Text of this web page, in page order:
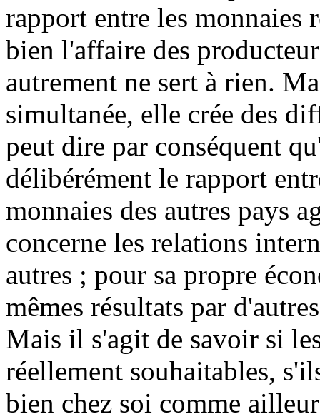
rapport entre les monnaies
bien l'affaire des
autrement ne sert à rien.
simultanée, elle crée des
peut dire par conséquent
délibérément le rapport
monnaies des autres pays
concerne les relations
autres ; pour sa propre
mêmes résultats par
Mais il s'agit de savoir si
réellement souhaitables,
bien chez soi comme